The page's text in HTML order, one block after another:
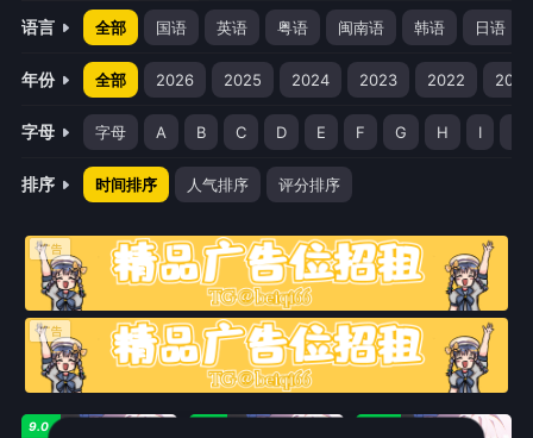
暂无观看影片的记录
语言 全部 国语 英语 粤语 闽南语 韩语 日语
年份 全部 2026 2025 2024 2023 2022 2021
字母 字母 A B C D E F G H I
排序 时间排序 人气排序 评分排序
9.0